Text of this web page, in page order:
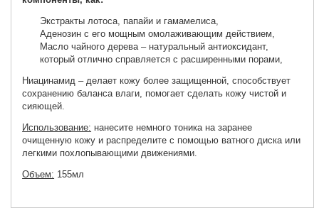
Экстракты лотоса, папайи и гамамелиса,
Аденозин с его мощным омолаживающим действием,
Масло чайного дерева – натуральный антиоксидант,
который отлично справляется с расширенными порами,
Ниацинамид – делает кожу более защищенной, способствует
сохранению баланса влаги, помогает сделать кожу чистой и
сияющей.
Использование: нанесите немного тоника на заранее
очищенную кожу и распределите с помощью ватного диска или
легкими похлопывающими движениями.
Объем: 155мл